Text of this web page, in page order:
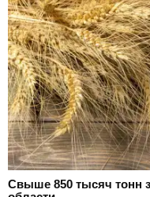
Свыше 850 тысяч тонн